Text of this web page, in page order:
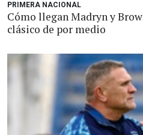
PRIMERA NACIONAL
Cómo llegan Madryn y
clásico de por medio